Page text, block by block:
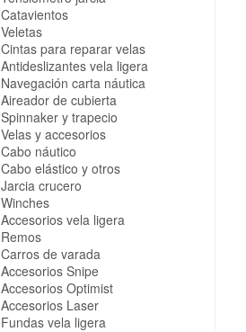
Catavientos
Veletas
Cintas para reparar velas
Antideslizantes vela ligera
Navegación carta náutica
Aireador de cubierta
Spinnaker y trapecio
Velas y accesorios
Cabo náutico
Cabo elástico y otros
Jarcia crucero
Winches
Accesorios vela ligera
Remos
Carros de varada
Accesorios Snipe
Accesorios Optimist
Accesorios Laser
Fundas vela ligera